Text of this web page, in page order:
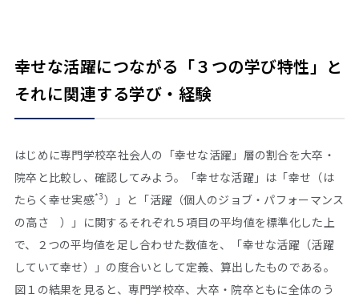
幸せな活躍につながる「３つの学び特性」と
それに関連する学び・経験
はじめに専門学校卒社会人の「幸せな活躍」層の割合を大卒・
院卒と比較し、確認してみよう。「幸せな活躍」は「幸せ（は
たらく幸せ実感*3）」と「活躍（個人のジョブ・パフォーマンス
の高さ ）」に関するそれぞれ５項目の平均値を標準化した上
で、２つの平均値を足し合わせた数値を、「幸せな活躍（活躍
していて幸せ）」の度合いとして定義、算出したものである。
図１の結果を見ると、専門学校卒、大卒・院卒ともに全体のう